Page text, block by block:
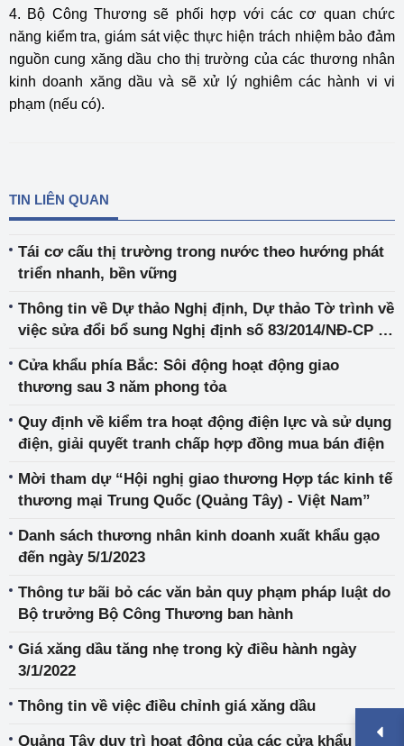
4. Bộ Công Thương sẽ phối hợp với các cơ quan chức
năng kiểm tra, giám sát việc thực hiện trách nhiệm bảo đảm
nguồn cung xăng dầu cho thị trường của các thương nhân
kinh doanh xăng dầu và sẽ xử lý nghiêm các hành vi vi
phạm (nếu có).
TIN LIÊN QUAN
Tái cơ cấu thị trường trong nước theo hướng phát
triển nhanh, bền vững
Thông tin về Dự thảo Nghị định, Dự thảo Tờ trình về
việc sửa đổi bổ sung Nghị định số 83/2014/NĐ-CP và
Cửa khẩu phía Bắc: Sôi động hoạt động giao
thương sau 3 năm phong tỏa
Quy định về kiểm tra hoạt động điện lực và sử dụng
điện, giải quyết tranh chấp hợp đồng mua bán điện
Mời tham dự “Hội nghị giao thương Hợp tác kinh tế
thương mại Trung Quốc (Quảng Tây) - Việt Nam”
Danh sách thương nhân kinh doanh xuất khẩu gạo
đến ngày 5/1/2023
Thông tư bãi bỏ các văn bản quy phạm pháp luật do
Bộ trưởng Bộ Công Thương ban hành
Giá xăng dầu tăng nhẹ trong kỳ điều hành ngày
3/1/2022
Thông tin về việc điều chỉnh giá xăng dầu
Quảng Tây duy trì hoạt động của các cửa khẩu biên